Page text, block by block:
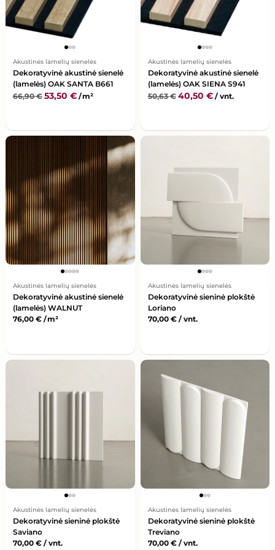
Akustinės lamelių sienelės
Dekoratyvinė akustinė sienelė
(lamelės) OAK SANTA B661
66,90€ 53,50 € / m²
Akustinės lamelių sienelės
Dekoratyvinė akustinė sienelė
(lamelės) OAK SIENA S941
50,63€ 40,50 €/ vnt.
Akustinės lamelių sienelės
Dekoratyvinė akustinė sienelė
(lamelės) WALNUT
76,00 € / m²
Akustinės lamelių sienelės
Dekoratyvinė sieninė plokštė
Loriano
70,00 €/ vnt.
Akustinės lamelių sienelės
Dekoratyvinė sieninė plokštė
Saviano
70,00 € / vnt.
Akustinės lamelių sienelės
Dekoratyvinė sieninė plokštė
Treviano
70,00 €/ vnt.